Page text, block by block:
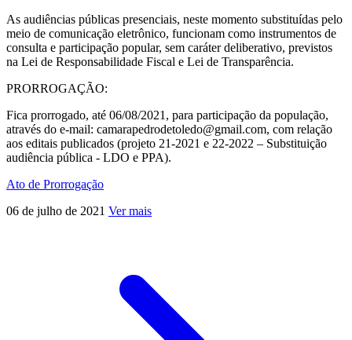
As audiências públicas presenciais, neste momento substituídas pelo
meio de comunicação eletrônico, funcionam como instrumentos de
consulta e participação popular, sem caráter deliberativo, previstos
na Lei de Responsabilidade Fiscal e Lei de Transparência.
PRORROGAÇÃO:
Fica prorrogado, até 06/08/2021, para participação da população,
através do e-mail: camarapedrodetoledo@gmail.com, com relação
aos editais publicados (projeto 21-2021 e 22-2022 – Substituição
audiência pública - LDO e PPA).
Ato de Prorrogação
06 de julho de 2021 Ver mais